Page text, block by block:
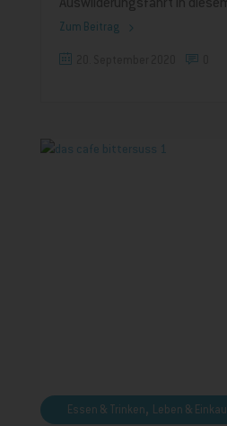
Auswilderungsfahrt in
Zum Beitrag
Essen & Trinken, Leben &